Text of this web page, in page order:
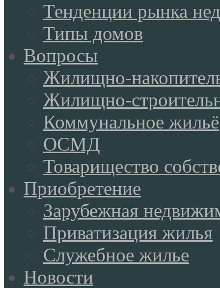
Тенденции рынка
Типы домов
Вопросы
Жилищно-
Жилищно-
Коммунальное жильё
ОСМД
Товарищество
Приобретение
Зарубежная
Приватизация жилья
Служебное жилье
Новости